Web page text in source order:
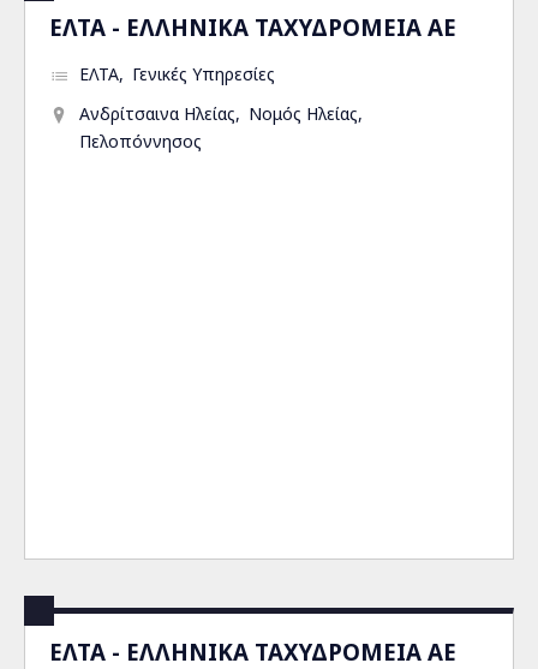
ΕΛΤΑ - ΕΛΛΗΝΙΚΑ ΤΑΧΥΔΡΟΜΕΙΑ ΑΕ
ΕΛΤΑ
Γενικές Υπηρεσίες
Ανδρίτσαινα Ηλείας
Νομός Ηλείας
Πελοπόννησος
ΕΛΤΑ - ΕΛΛΗΝΙΚΑ ΤΑΧΥΔΡΟΜΕΙΑ ΑΕ